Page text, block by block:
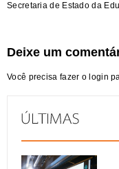
Secretaria de Estado da
Deixe um
Você precisa fazer o login